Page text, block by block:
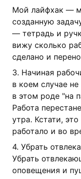
Мой лайфхак —
созданную
— тетрадь и
вижу сколько
сделано и
3. Начиная
в коем случае
в этом роде "на
Работа
утра. Кстати,
работало и во
4. Убрать
Убрать
оповещения и